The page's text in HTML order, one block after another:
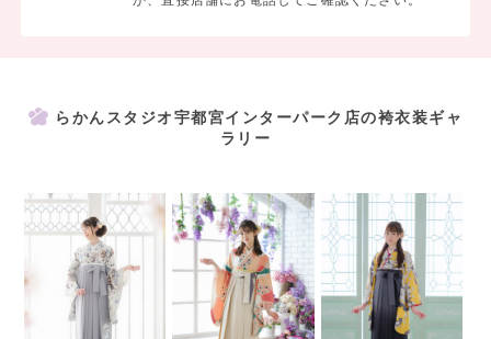
中学卒業/高校入学・卒業/大学入学・卒業/先生も大歓迎！
1. 着物・袴
2. 髪飾り・肌着・足袋
3. 着付・ヘアセット
4. ご家族撮影
5. 平日衣装2着無料！（土日祝日は衣装1着無料）
6. スマホで自由に撮影OK！
らかんスタジオ宇都宮インターパーク店の袴衣装ギャ
ラリー